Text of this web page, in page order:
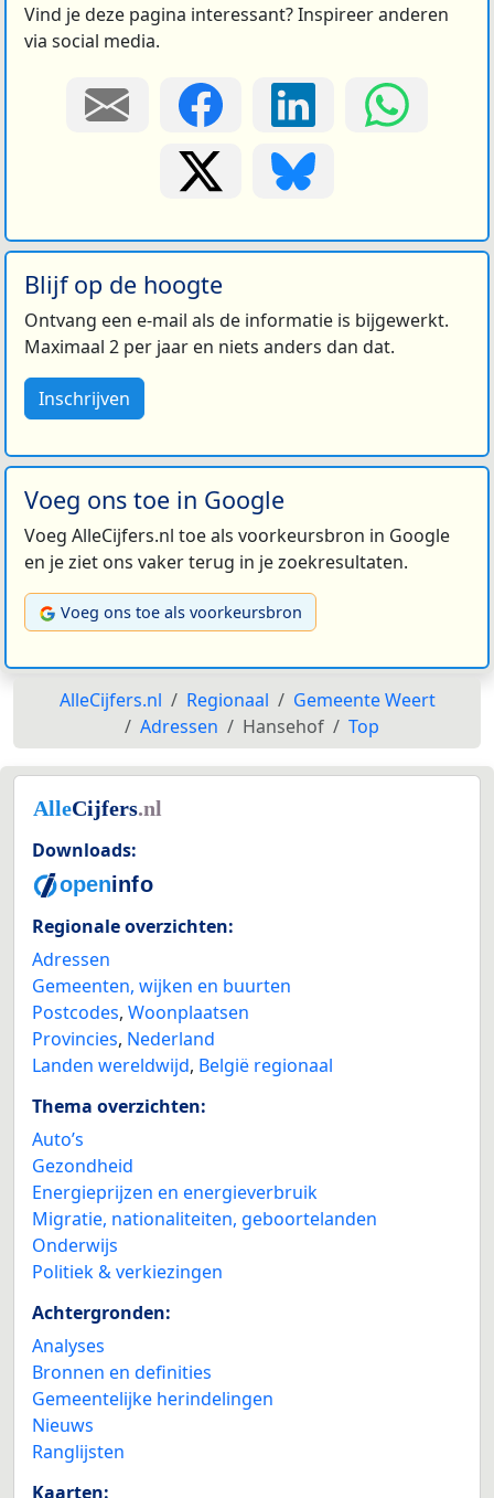
Vind je deze pagina interessant? Inspireer anderen
via social media.
Blijf op de hoogte
Ontvang een e-mail als de informatie is bijgewerkt.
Maximaal 2 per jaar en niets anders dan dat.
Inschrijven
Voeg ons toe in Google
Voeg AlleCijfers.nl toe als voorkeursbron in Google
en je ziet ons vaker terug in je zoekresultaten.
Voeg ons toe als voorkeursbron
AlleCijfers.nl Regionaal
Gemeente Weert
Adressen
Hansehof Top
Downloads:
Regionale overzichten:
Adressen
Gemeenten, wijken en buurten
Postcodes, Woonplaatsen
Provincies, Nederland
Landen wereldwijd, België regionaal
Thema overzichten:
Auto’s
Gezondheid
Energieprijzen en energieverbruik
Migratie, nationaliteiten, geboortelanden
Onderwijs
Politiek & verkiezingen
Achtergronden:
Analyses
Bronnen en definities
Gemeentelijke herindelingen
Nieuws
Ranglijsten
Kaarten: